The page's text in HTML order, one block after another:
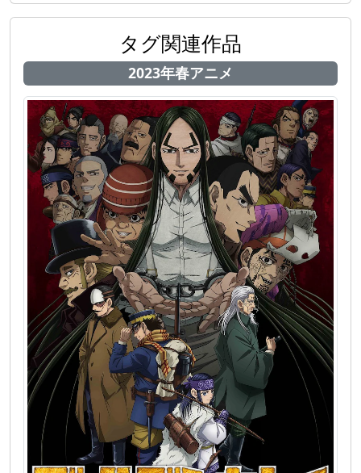
タグ関連作品
2023年春アニメ